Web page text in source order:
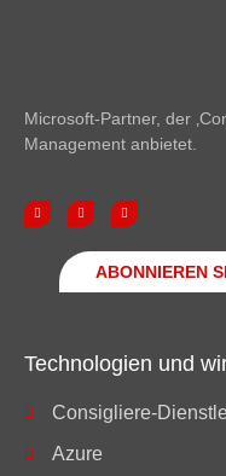
Microsoft-Partner, der
Management anbietet.
ABONNIEREN
Technologien und
Consigliere-
Azure